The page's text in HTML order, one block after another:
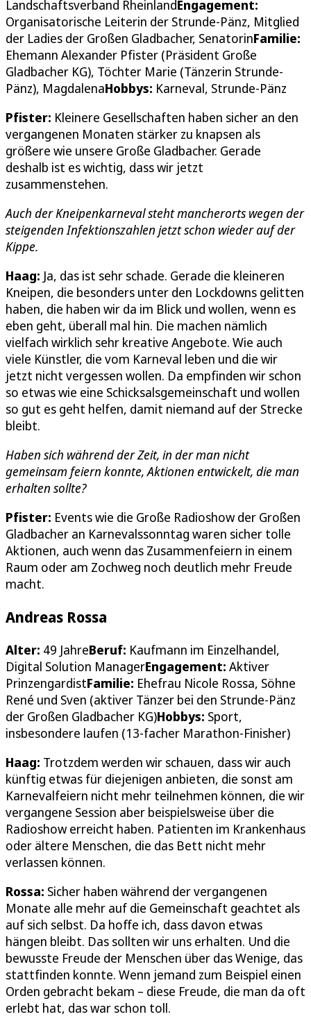
Landschaftsverband RheinlandEngagement:
Organisatorische Leiterin der Strunde-Pänz, Mitglied
der Ladies der Großen Gladbacher, SenatorinFamilie:
Ehemann Alexander Pfister (Präsident Große
Gladbacher KG), Töchter Marie (Tänzerin Strunde-
Pänz), MagdalenaHobbys: Karneval, Strunde-Pänz
Pfister: Kleinere Gesellschaften haben sicher an den
vergangenen Monaten stärker zu knapsen als
größere wie unsere Große Gladbacher. Gerade
deshalb ist es wichtig, dass wir jetzt
zusammenstehen.
Auch der Kneipenkarneval steht mancherorts wegen der
steigenden Infektionszahlen jetzt schon wieder auf der
Kippe.
Haag: Ja, das ist sehr schade. Gerade die kleineren
Kneipen, die besonders unter den Lockdowns gelitten
haben, die haben wir da im Blick und wollen, wenn es
eben geht, überall mal hin. Die machen nämlich
vielfach wirklich sehr kreative Angebote. Wie auch
viele Künstler, die vom Karneval leben und die wir
jetzt nicht vergessen wollen. Da empfinden wir schon
so etwas wie eine Schicksalsgemeinschaft und wollen
so gut es geht helfen, damit niemand auf der Strecke
bleibt.
Haben sich während der Zeit, in der man nicht
gemeinsam feiern konnte, Aktionen entwickelt, die man
erhalten sollte?
Pfister: Events wie die Große Radioshow der Großen
Gladbacher an Karnevalssonntag waren sicher tolle
Aktionen, auch wenn das Zusammenfeiern in einem
Raum oder am Zochweg noch deutlich mehr Freude
macht.
Andreas Rossa
Alter: 49 JahreBeruf: Kaufmann im Einzelhandel,
Digital Solution ManagerEngagement: Aktiver
PrinzengardistFamilie: Ehefrau Nicole Rossa, Söhne
René und Sven (aktiver Tänzer bei den Strunde-Pänz
der Großen Gladbacher KG)Hobbys: Sport,
insbesondere laufen (13-facher Marathon-Finisher)
Haag: Trotzdem werden wir schauen, dass wir auch
künftig etwas für diejenigen anbieten, die sonst am
Karnevalfeiern nicht mehr teilnehmen können, die wir
vergangene Session aber beispielsweise über die
Radioshow erreicht haben. Patienten im Krankenhaus
oder ältere Menschen, die das Bett nicht mehr
verlassen können.
Rossa: Sicher haben während der vergangenen
Monate alle mehr auf die Gemeinschaft geachtet als
auf sich selbst. Da hoffe ich, dass davon etwas
hängen bleibt. Das sollten wir uns erhalten. Und die
bewusste Freude der Menschen über das Wenige, das
stattfinden konnte. Wenn jemand zum Beispiel einen
Orden gebracht bekam – diese Freude, die man da oft
erlebt hat, das war schon toll.